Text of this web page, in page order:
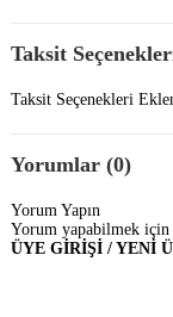
Taksit
Taksit Seçenekleri
Yorumlar (0)
Yorum Yapın
Yorum yapabilmek için
ÜYE GİRİŞİ / YENİ